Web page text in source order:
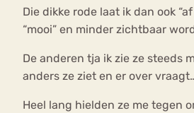
Die dikke rode laat ik dan ook
“mooi” en minder zichtbaar
De anderen tja ik zie ze steeds
anders ze ziet en er over
Heel lang hielden ze me tegen